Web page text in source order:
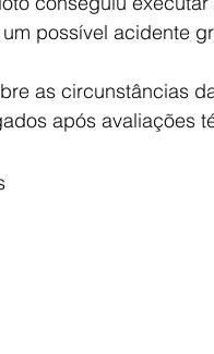
possível acidente
as circunstâncias
após avaliações